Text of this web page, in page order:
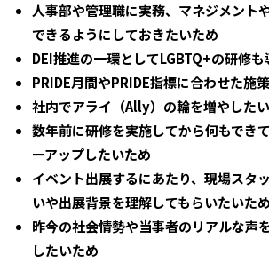
人事部や管理職に実務、マネジメント
できるようにしておきたいため
DEI推進の一環としてLGBTQ+の研修
PRIDE月間やPRIDE指標に合わせた施
社内でアライ（Ally）の輪を増やした
数年前に研修を実施してから何もでき
ーアップしたいため
イベント出展するにあたり、現場スタ
いや出展背景を理解してもらいたいため
昨今の社会情勢や当事者のリアルな声
したいため